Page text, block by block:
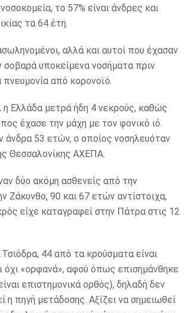
το 57% είναι άνδρες και
τα 64 έτη.
αλλά και αυτοί που έχασαν
σοβαρά υποκείμενα νοσήματα πριν
από κορονοϊό.
η Ελλάδα μετρά ήδη 4 νεκρούς, καθώς
έχασε την μάχη με τον φονικό ιό.
άνδρα 53 ετών, ο οποίος νοσηλευόταν
Θεσσαλονίκης ΑΧΕΠΑ.
δύο ακόμη ασθενείς από την
Ζάκυνθο, 90 και 67 ετών αντίστοιχα,
είχε καταγραφεί στην Πάτρα στις 12
44 από τα κρούσματα είναι
όχι «ορφανά», αφού όπως επισημάνθηκε
επιστημονικά ορθός), δηλαδή δεν
η πηγή μετάδοσης. Αξίζει να σημειωθεί